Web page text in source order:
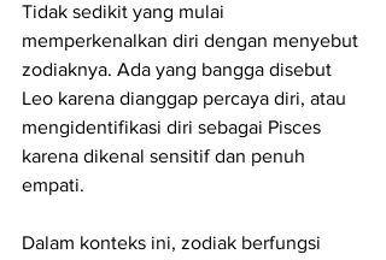
Tidak sedikit yang mulai
memperkenalkan diri dengan menyebut
zodiaknya. Ada yang bangga disebut
Leo karena dianggap percaya diri, atau
mengidentifikasi diri sebagai Pisces
karena dikenal sensitif dan penuh
empati.
Dalam konteks ini, zodiak berfungsi